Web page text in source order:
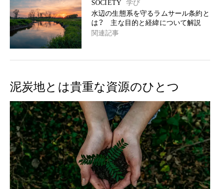
SOCIETY
学び
水辺の生態系を守るラムサール条約と
は？ 主な目的と経緯について解説
関連記事
泥炭地とは貴重な資源のひとつ